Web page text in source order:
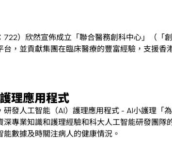
722）欣然宣佈成立「聯合醫務創科中心」（「
，並貢獻集團在臨床醫療的豐富經驗，支援香
理應用程式
發人工智能（AI）護理應用程式 - AI小護理「
專業知識和護理經驗和科大人工智能研發團隊
數據及時關注病人的健康情況。